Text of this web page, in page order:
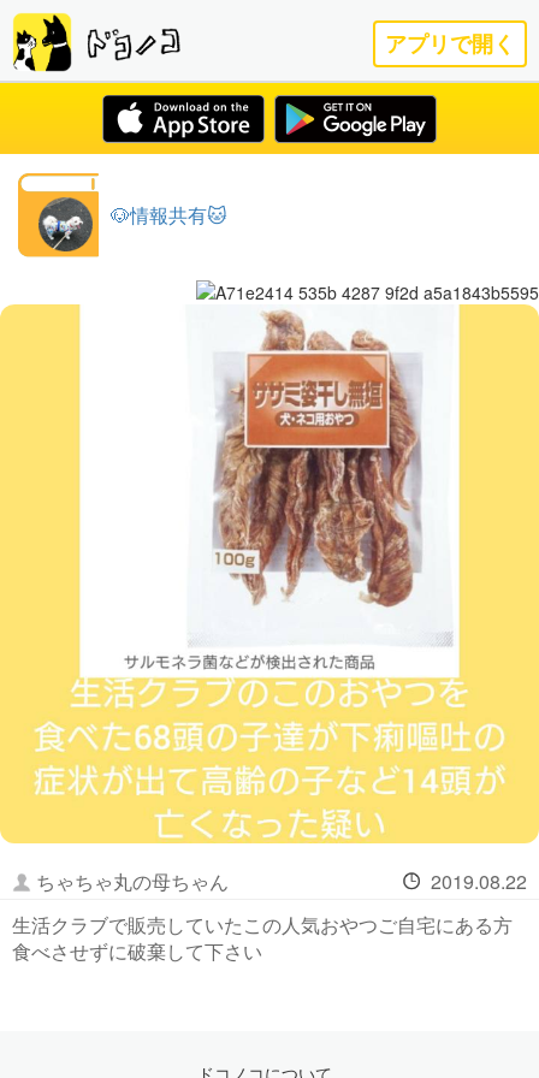
アプリで開く
🐶情報共有🐱
ちゃちゃ丸の母ちゃん
2019.08.22
生活クラブで販売していたこの人気おやつご自宅にある方
食べさせずに破棄して下さい